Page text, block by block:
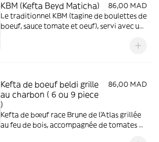
KBM (Kefta Beyd Maticha)
86,00 MAD
Le traditionnel KBM (tagine de boulettes de
boeuf, sauce tomate et oeuf), servi avec un
Kefta de boeuf beldi grille
au charbon ( 6 ou 9 piece
)
86,00 MAD
Kefta de bœuf race Brune de l'Atlas grillée
au feu de bois, accompagnée de tomates et